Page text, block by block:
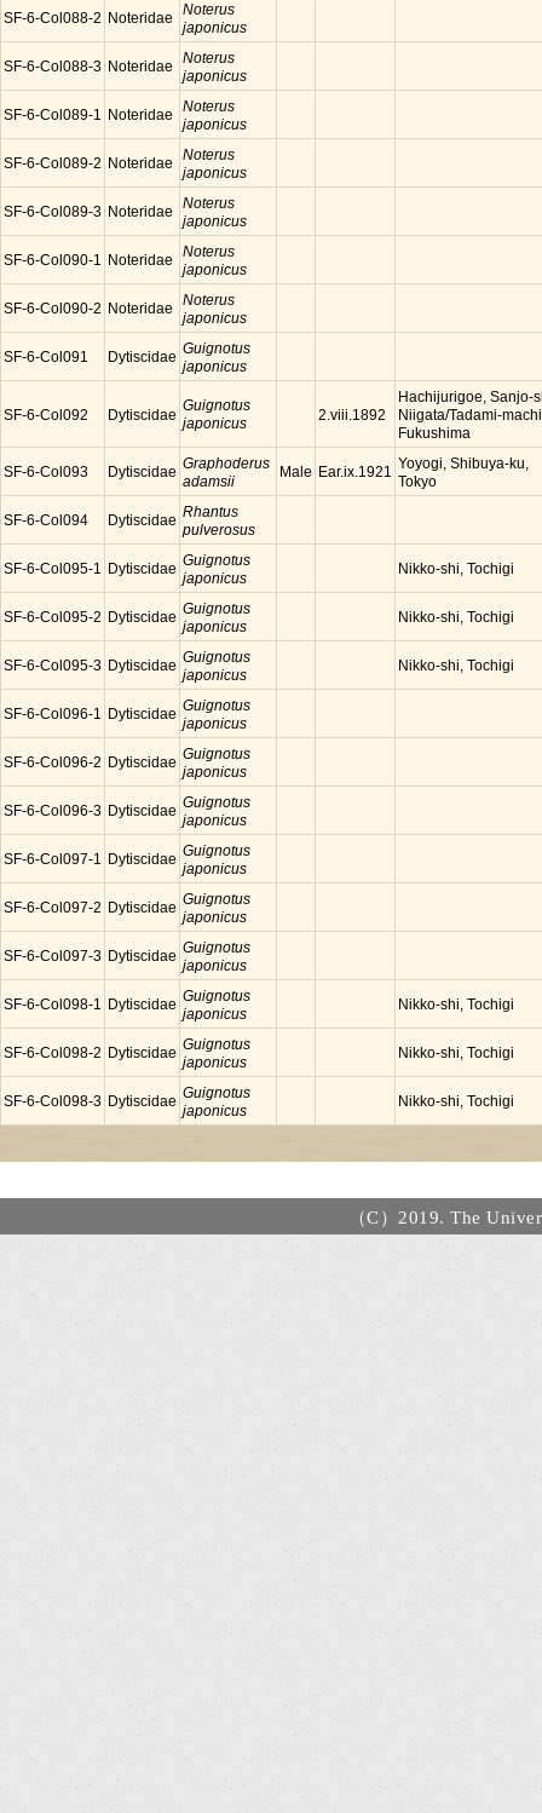
SF-6-Col088-2 Noteridae
Noterus
japonicus
SF-6-Col088-3 Noteridae
Noterus
japonicus
SF-6-Col089-1 Noteridae
Noterus
japonicus
SF-6-Col089-2 Noteridae
Noterus
japonicus
SF-6-Col089-3 Noteridae
Noterus
japonicus
SF-6-Col090-1 Noteridae
Noterus
japonicus
SF-6-Col090-2 Noteridae
Noterus
japonicus
SF-6-Col091 Dytiscidae Guignotus
japonicus
SF-6-Col092 Dytiscidae
Guignotus
japonicus
2.viii.1892
Hachijurigoe, Sanjo-
Niigata/Tadami-
Fukushima
SF-6-Col093 Dytiscidae Graphoderus
adamsii
Male Ear.ix.1921
Yoyogi, Shibuya-ku,
Tokyo
SF-6-Col094 Dytiscidae Rhantus
pulverosus
SF-6-Col095-1 Dytiscidae Guignotus
japonicus
Nikko-shi, Tochigi
SF-6-Col095-2 Dytiscidae Guignotus
japonicus
Nikko-shi, Tochigi
SF-6-Col095-3 Dytiscidae Guignotus
japonicus
Nikko-shi, Tochigi
SF-6-Col096-1 Dytiscidae Guignotus
japonicus
SF-6-Col096-2 Dytiscidae Guignotus
japonicus
SF-6-Col096-3 Dytiscidae Guignotus
japonicus
SF-6-Col097-1 Dytiscidae Guignotus
japonicus
SF-6-Col097-2 Dytiscidae Guignotus
japonicus
SF-6-Col097-3 Dytiscidae Guignotus
japonicus
SF-6-Col098-1 Dytiscidae Guignotus
japonicus
Nikko-shi, Tochigi
SF-6-Col098-2 Dytiscidae Guignotus
japonicus
Nikko-shi, Tochigi
SF-6-Col098-3 Dytiscidae Guignotus
japonicus
Nikko-shi, Tochigi
（C）2019. The